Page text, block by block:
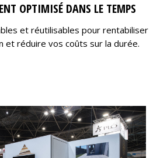
OPTIMISÉ DANS LE TEMPS
et réutilisables pour rentabiliser
et réduire vos coûts sur la durée.